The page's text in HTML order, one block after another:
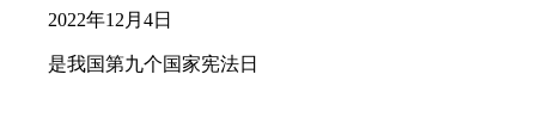
2022年12月4日
是我国第九个国家宪法日